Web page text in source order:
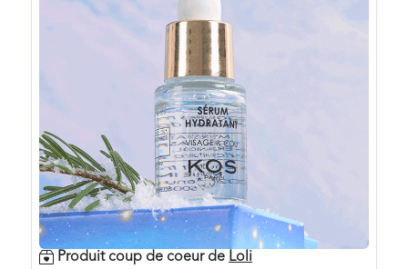
Produit coup de coeur de Loli